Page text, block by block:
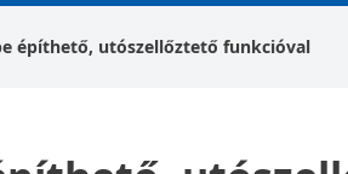
építhető, utószellőztető funkcióval